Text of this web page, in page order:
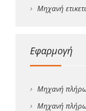
Μηχανή
Εφαρμογή
Μηχανή
Μηχανή